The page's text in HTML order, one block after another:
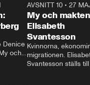
23:40
Denice
och
AVSNITT 10 •27
My och
Elisabeth
Svantesson
Kvinnorna,
migrationen.
Svantesson ställs